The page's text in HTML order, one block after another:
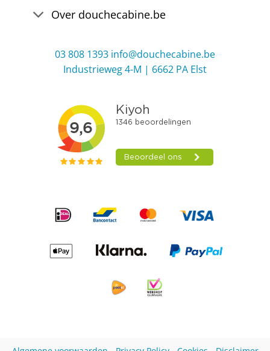
Over douchecabine.be
03 808 1393 info@douchecabine.be
Industrieweg 4-M | 6662 PA Elst